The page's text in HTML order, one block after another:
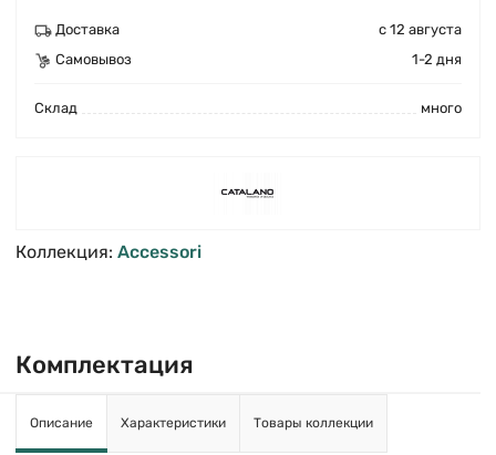
Доставка
с 12 августа
Самовывоз
1-2 дня
Cклад много
Коллекция: Accessori
Комплектация
Описание Характеристики Товары коллекции